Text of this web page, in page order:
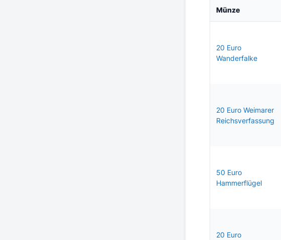
Münze
20 Euro
Wanderfalke
20 Euro Weimarer
Reichsverfassung
50 Euro
Hammerflügel
20 Euro